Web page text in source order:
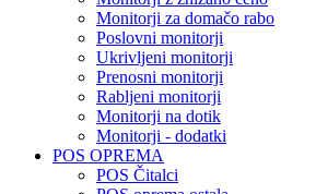
Monitorji za domačo rabo
Poslovni monitorji
Ukrivljeni monitorji
Prenosni monitorji
Rabljeni monitorji
Monitorji na dotik
Monitorji - dodatki
POS OPREMA
POS Čitalci